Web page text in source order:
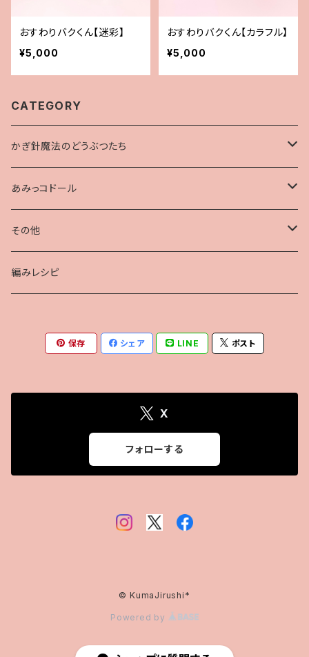
おすわりバクくん【迷彩】
¥5,000
おすわりバクくん【カラフル】
¥5,000
CATEGORY
かぎ針魔法のどうぶつたち
コクマちゃん
ナチュかわ♡うさたん
あみっコドール
あみっコドール
あみっコドール mini
その他
ロボット
編みレシピ
保存 シェア LINE ポスト
X
フォローする
© KumaJirushi*
Powered by